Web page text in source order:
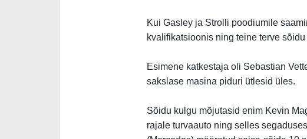
Kui Gasley ja Strolli poodiumile
kvalifikatsioonis ning teine terve
Esimene katkestaja oli Sebastian
sakslase masina piduri ütlesid üles.
Sõidu kulgu mõjutasid enim Kevin
rajale turvaauto ning selles